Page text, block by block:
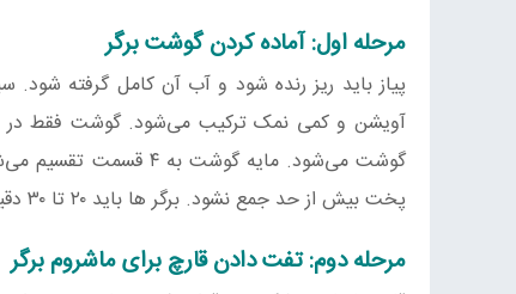
مرحله اول: آماده کردن گوشت برگر
پیاز باید ریز رنده شود و آب آن کامل گرفته شود.
آویشن و کمی نمک ترکیب می‌شود. گوشت فقط
گوشت می‌شود. مایه
پخت بیش از حد جمع نشود. برگر ها باید ۲۰ تا ۳۰ دقیقه در یخچال استراحت کنند.
مرحله دوم: تفت دادن قارچ برای ماشروم برگر